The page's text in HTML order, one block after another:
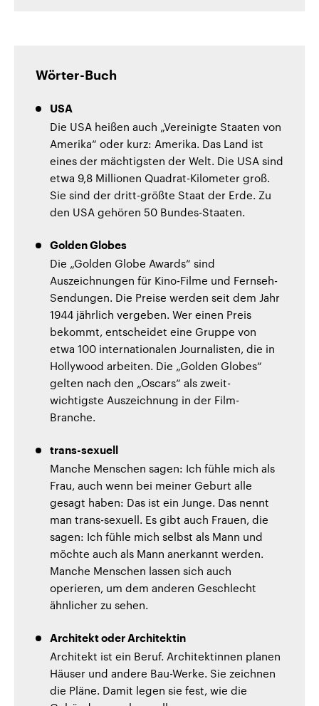
Wörter-Buch
USA
Die USA heißen auch „Vereinigte Staaten von
Amerika“ oder kurz: Amerika. Das Land ist
eines der mächtigsten der Welt. Die USA sind
etwa 9,8 Millionen Quadrat-Kilometer groß.
Sie sind der dritt-größte Staat der Erde. Zu
den USA gehören 50 Bundes-Staaten.
Golden Globes
Die „Golden Globe Awards“ sind
Auszeichnungen für Kino-Filme und Fernseh-
Sendungen. Die Preise werden seit dem Jahr
1944 jährlich vergeben. Wer einen Preis
bekommt, entscheidet eine Gruppe von
etwa 100 internationalen Journalisten, die in
Hollywood arbeiten. Die „Golden Globes“
gelten nach den „Oscars“ als zweit-
wichtigste Auszeichnung in der Film-
Branche.
trans-sexuell
Manche Menschen sagen: Ich fühle mich als
Frau, auch wenn bei meiner Geburt alle
gesagt haben: Das ist ein Junge. Das nennt
man trans-sexuell. Es gibt auch Frauen, die
sagen: Ich fühle mich selbst als Mann und
möchte auch als Mann anerkannt werden.
Manche Menschen lassen sich auch
operieren, um dem anderen Geschlecht
ähnlicher zu sehen.
Architekt oder Architektin
Architekt ist ein Beruf. Architektinnen planen
Häuser und andere Bau-Werke. Sie zeichnen
die Pläne. Damit legen sie fest, wie die